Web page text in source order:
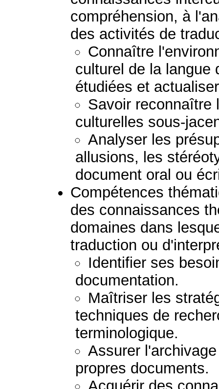
compréhension, à
des activités de
Connaître
culturel de la langue
étudiées et
Savoir reconnaître
culturelles sous-
Analyser les
allusions, les
document oral ou
Compétences
des connaissances
domaines dans
traduction ou
Identifier ses
documentation.
Maîtriser les
techniques de
terminologique.
Assurer
propres documents.